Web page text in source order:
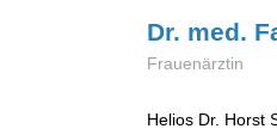
Dr. med.
Frauenärztin
Helios Dr. Horst